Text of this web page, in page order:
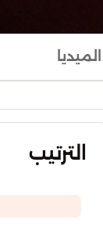
الميديا
الترتيب